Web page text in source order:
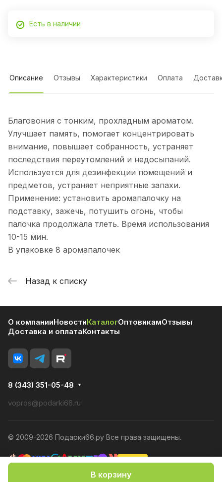
В корзину
Есть в наличии
Описание Отзывы Характеристики Оплата
Благовония с тонким, прохладным ароматом.
Улучшает память, помогает концентрировать
внимание, повышает собранность, устраняет
последствия переутомлений и недосыпаний.
Используется для дезинфекции помещений и
предметов, устраняет неприятные запахи.
Применение: установить аромапалочку на
подставку, зажечь, потушить огонь, чтобы
палочка продолжала тлеть. Время использования
10-15 мин.
В упаковке 8 аромапалочек
Назад к списку
О компанииНовостиКаталогОптовикамОтзывы
Доставка и оплатаКонтакты
8 (343) 351-05-48
vopros@podarki66.ru
© 2009-2026 Подарки66.ру Все права защищены.